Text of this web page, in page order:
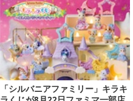
「シルバニアファミリー」キラキ